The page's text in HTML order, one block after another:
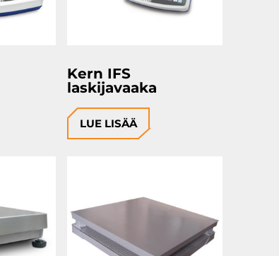
Kern IFS
laskijavaaka
LUE LISÄÄ